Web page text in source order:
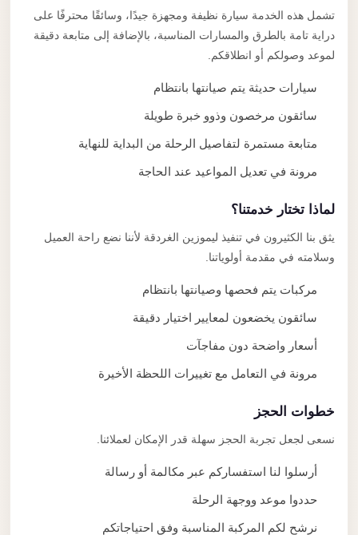
تشمل هذه الخدمة سيارة نظيفة ومجهزة جيدًا، وسائقًا محترفًا على
دراية تامة بالطرق والمسارات المناسبة، بالإضافة إلى متابعة دقيقة
لموعد وصولكم أو انطلاقكم.
سيارات حديثة يتم صيانتها بانتظام
سائقون مرخصون وذوو خبرة طويلة
متابعة مستمرة لتفاصيل الرحلة من البداية للنهاية
مرونة في تعديل المواعيد عند الحاجة
لماذا تختار خدمتنا؟
يثق بنا الكثيرون في تنفيذ ليموزين الغردقة لأننا نضع راحة العميل
وسلامته في مقدمة أولوياتنا.
مركبات يتم فحصها وصيانتها بانتظام
سائقون يخضعون لمعايير اختيار دقيقة
أسعار واضحة دون مفاجآت
مرونة في التعامل مع تغييرات اللحظة الأخيرة
خطوات الحجز
نسعى لجعل تجربة الحجز سهلة قدر الإمكان لعملائنا.
أرسلوا لنا استفساركم عبر مكالمة أو رسالة
حددوا موعد ووجهة الرحلة
نرشح لكم المركبة المناسبة وفق احتياجاتكم